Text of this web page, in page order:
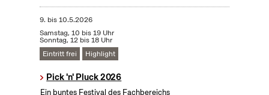
9. bis10.5.2026
Samstag, 10 bis 19 Uhr
Sonntag, 12 bis 18 Uhr
Eintritt frei
Highlight
Pick 'n' Pluck 2026
Ein buntes Festival des Fachbereichs